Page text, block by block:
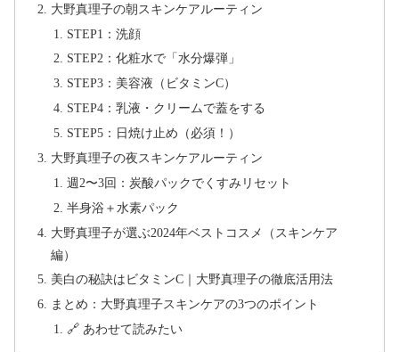
大野真理子の朝スキンケアルーティン
STEP1：洗顔
STEP2：化粧水で「水分爆弾」
STEP3：美容液（ビタミンC）
STEP4：乳液・クリームで蓋をする
STEP5：日焼け止め（必須！）
大野真理子の夜スキンケアルーティン
週2〜3回：炭酸パックでくすみリセット
半身浴＋水素パック
大野真理子が選ぶ2024年ベストコスメ（スキンケア
編）
美白の秘訣はビタミンC｜大野真理子の徹底活用法
まとめ：大野真理子スキンケアの3つのポイント
🔗 あわせて読みたい